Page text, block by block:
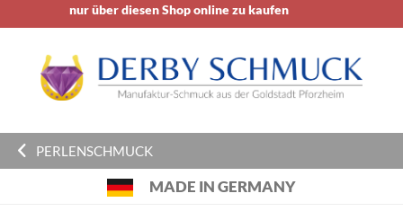
nur über diesen Shop online zu kaufen
PERLENSCHMUCK
MADE IN GERMANY